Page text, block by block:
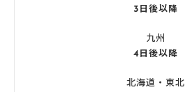
3日後以降
九州
4日後以降
北海道・東北